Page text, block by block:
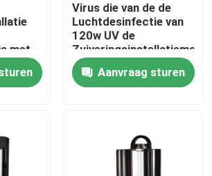
Citaat
Stootkussen
met
middel
Virus die van de de
Luchtdesinfectie van
120w UV de
380m3/H doden
Aanvraag sturen